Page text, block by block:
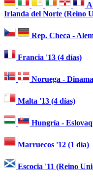
Irlanda del Norte (Reino
Rep. Checa -
Francia '13 (4 días)
Noruega -
Malta '13 (4 días)
Hungría -
Marruecos '12 (1 día)
Escocia '11 (Reino